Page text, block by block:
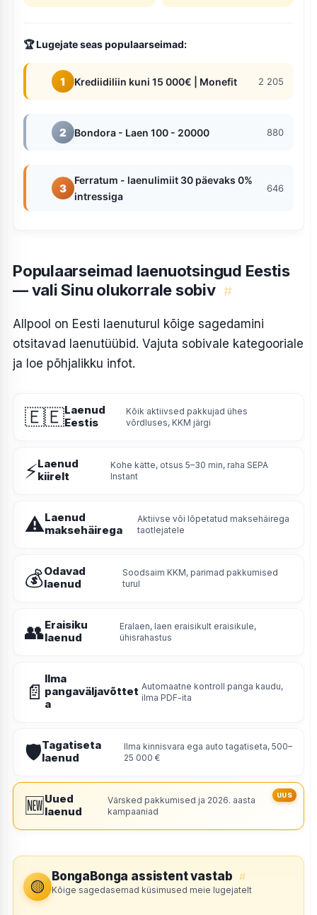
🏆 Lugejate seas populaarseimad:
1 Krediidiliin kuni 15 000€ | Monefit 2 205
2 Bondora - Laen 100 - 20000 880
3
Ferratum - laenulimiit 30 päevaks 0%
intressiga
646
Populaarseimad laenuotsingud Eestis
— vali Sinu olukorrale sobiv #
Allpool on Eesti laenuturul kõige sagedamini
otsitavad laenutüübid. Vajuta sobivale kategooriale
ja loe põhjalikku infot.
🇪🇪Laenud
Eestis
Kõik aktiivsed pakkujad ühes
võrdluses, KKM järgi
⚡Laenud
kiirelt
Kohe kätte, otsus 5–30 min, raha SEPA
Instant
⚠Laenud
maksehäirega
Aktiivse või lõpetatud maksehäirega
taotlejatele
💰Odavad
laenud
Soodsaim KKM, parimad pakkumised
turul
👥Eraisiku
laenud
Eralaen, laen eraisikult eraisikule,
ühisrahastus
📄
Ilma
pangaväljavõttet
a
Automaatne kontroll panga kaudu,
ilma PDF-ita
🛡Tagatiseta
laenud
Ilma kinnisvara ega auto tagatiseta, 500–
25 000 €
🆕 Uued
laenud
Värsked pakkumised ja 2026. aasta
kampaaniad
🟡
BongaBonga assistent vastab #
Kõige sagedasemad küsimused meie lugejatelt